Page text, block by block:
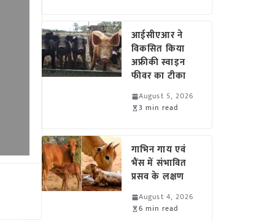
आईसीएआर ने
विकसित किया
अफ्रीकी स्वाइन
फीवर का टीका
August 5, 2026
3 min read
गाभिन गाय एवं
भैंस में संभावित
प्रसव के लक्षण
August 4, 2026
6 min read